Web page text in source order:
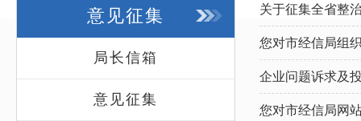
意见征集
局长信箱
意见征集
关于征集全省整
您对市经信局组
企业问题诉求及
您对市经信局网